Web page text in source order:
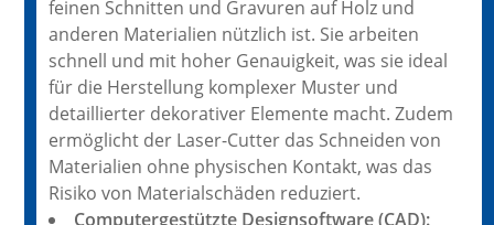
feinen Schnitten und Gravuren auf Holz und
anderen Materialien nützlich ist. Sie arbeiten
schnell und mit hoher Genauigkeit, was sie ideal
für die Herstellung komplexer Muster und
detaillierter dekorativer Elemente macht. Zudem
ermöglicht der Laser-Cutter das Schneiden von
Materialien ohne physischen Kontakt, was das
Risiko von Materialschäden reduziert.
Computergestützte Designsoftware (CAD):